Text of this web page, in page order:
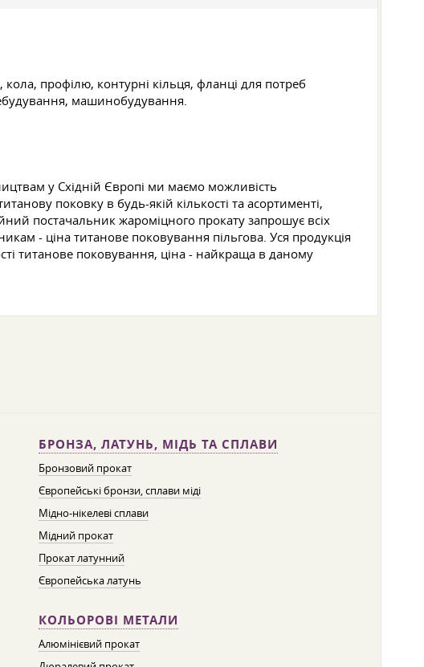
профілю, контурні кільця, фланці для потреб
машинобудування.
у Східній Європі ми маємо можливість
поковку в будь-якій кількості та асортименті,
постачальник жароміцного прокату запрошує всіх
- ціна титанове поковування пільгова. Уся продукція
титанове поковування, ціна - найкраща в даному
БРОНЗА, ЛАТУНЬ, МІДЬ ТА СПЛАВИ
Бронзовий прокат
Європейські бронзи, сплави міді
Мідно-нікелеві сплави
Мідний прокат
Прокат латунний
Європейська латунь
КОЛЬОРОВІ МЕТАЛИ
Алюмінієвий прокат